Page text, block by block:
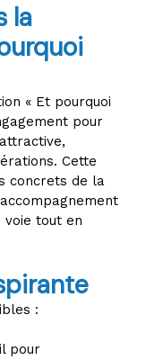
la
« Et pourquoi
pour
Cette
concrets de la
tout en
:
pour